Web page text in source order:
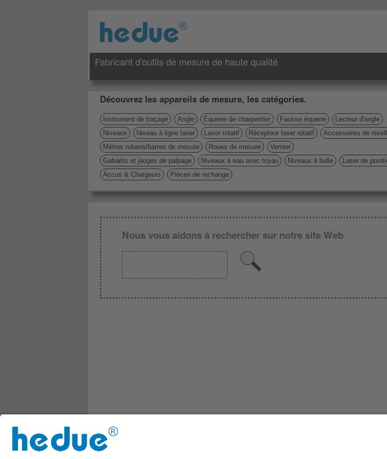
Fabricant d'outils de mesure de haute qualité
Découvrez les appareils de mesure, les catégories.
Instrument de traçage Angle Équerre de charpentier Fausse équerre
Lecteur d'angle
Niveaux
Niveau à ligne laser Laser rotatif Récepteur laser rotatif Accessoires de
Mètres rubans/barres de mesure
Roues de mesure
Vernier
Gabarits et jauges de palpage
Niveaux à eau avec tuyau Niveaux à bulle Laser de
Accus & Chargeurs
Pièces de rechange
Nous vous aidons à rechercher sur notre site Web